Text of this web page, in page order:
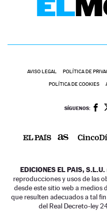
AVISO LEGAL POLÍTICA DE
POLÍTICA DE COOKIES
SÍGUENOS:
EDICIONES EL PAIS, S.L.U.
reproducciones y usos de las
desde este sitio web a
que resulten adecuados a tal
del Real Decreto-ley